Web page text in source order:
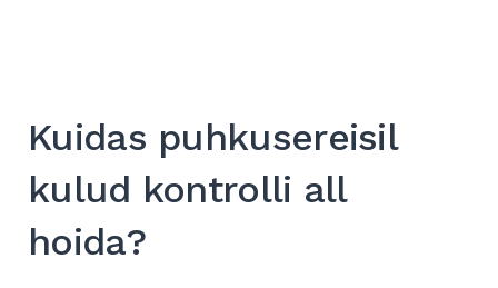
Kuidas puhkusereisil
kulud kontrolli all
hoida?